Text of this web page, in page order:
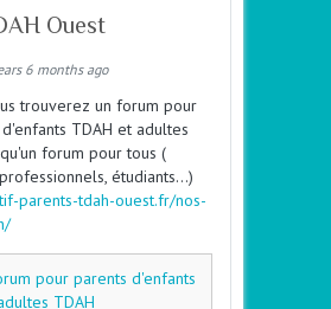
Ouest
6 months ago
trouverez un forum pour
TDAH et adultes
forum pour tous (
étudiants...)
parents-tdah-ouest.fr/nos-
pour parents d'enfants
TDAH